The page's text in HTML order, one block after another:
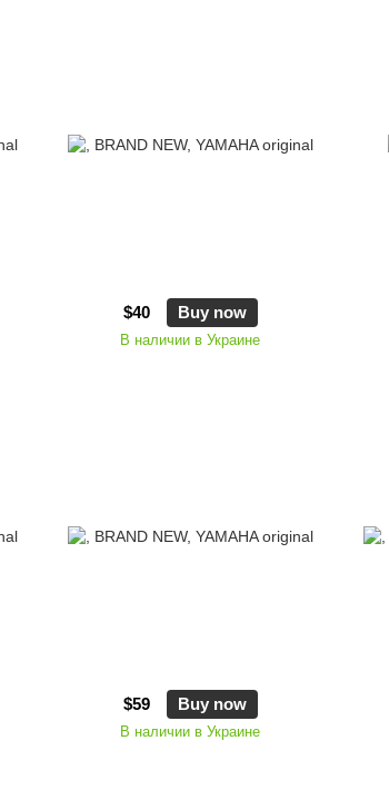
$40 Buy now
В наличии в Украине
$59 Buy now
В наличии в Украине